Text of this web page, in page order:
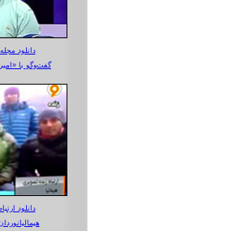
دانلود
گفت‌وگو با
دانلود